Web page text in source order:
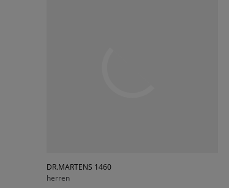
DR.MARTENS 1460
herren